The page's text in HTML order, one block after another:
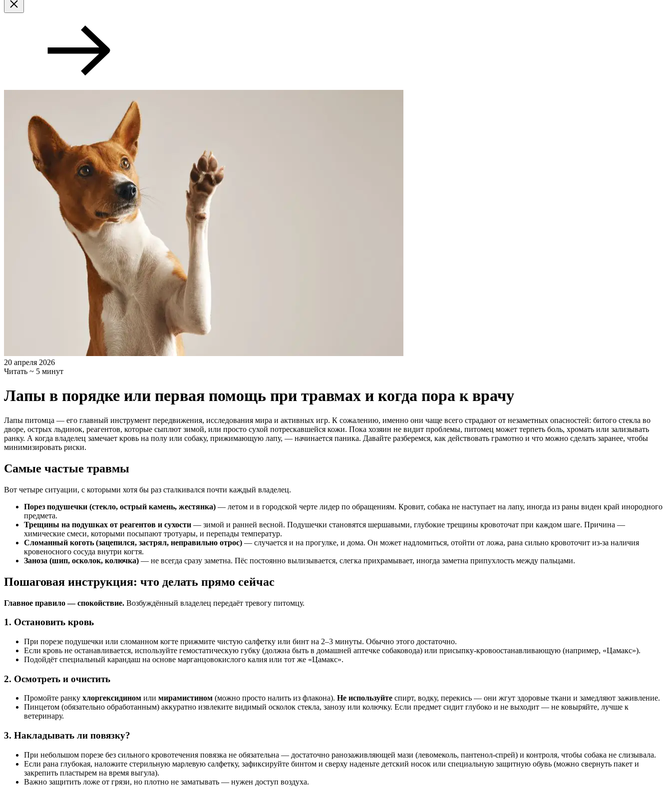
20 апреля 2026
Читать ~ 5 минут
Лапы в порядке или первая помощь при травмах и когда пора к врачу
Лапы питомца — его главный инструмент передвижения, исследования мира и активных игр. К сожалению, именно они чаще всего страдают от незаметных опасностей: битого стекла во
дворе, острых льдинок, реагентов, которые сыплют зимой, или просто сухой потрескавшейся кожи. Пока хозяин не видит проблемы, питомец может терпеть боль, хромать или зализывать
ранку. А когда владелец замечает кровь на полу или собаку, прижимающую лапу, — начинается паника. Давайте разберемся, как действовать грамотно и что можно сделать заранее, чтобы
минимизировать риски.
Самые частые травмы
Вот четыре ситуации, с которыми хотя бы раз сталкивался почти каждый владелец.
Порез подушечки (стекло, острый камень, жестянка) — летом и в городской черте лидер по обращениям. Кровит, собака не наступает на лапу, иногда из раны виден край инородного
предмета.
Трещины на подушках от реагентов и сухости — зимой и ранней весной. Подушечки становятся шершавыми, глубокие трещины кровоточат при каждом шаге. Причина —
химические смеси, которыми посыпают тротуары, и перепады температур.
Сломанный коготь (зацепился, застрял, неправильно отрос) — случается и на прогулке, и дома. Он может надломиться, отойти от ложа, рана сильно кровоточит из-за наличия
кровеносного сосуда внутри когтя.
Заноза (шип, осколок, колючка) — не всегда сразу заметна. Пёс постоянно вылизывается, слегка прихрамывает, иногда заметна припухлость между пальцами.
Пошаговая инструкция: что делать прямо сейчас
Главное правило — спокойствие. Возбуждённый владелец передаёт тревогу питомцу.
1. Остановить кровь
При порезе подушечки или сломанном когте прижмите чистую салфетку или бинт на 2–3 минуты. Обычно этого достаточно.
Если кровь не останавливается, используйте гемостатическую губку (должна быть в домашней аптечке собаковода) или присыпку-кровоостанавливающую (например, «Цамакс»).
Подойдёт специальный карандаш на основе марганцовокислого калия или тот же «Цамакс».
2. Осмотреть и очистить
Промойте ранку хлоргексидином или мирамистином (можно просто налить из флакона). Не используйте спирт, водку, перекись — они жгут здоровые ткани и замедляют заживление.
Пинцетом (обязательно обработанным) аккуратно извлеките видимый осколок стекла, занозу или колючку. Если предмет сидит глубоко и не выходит — не ковыряйте, лучше к
ветеринару.
3. Накладывать ли повязку?
При небольшом порезе без сильного кровотечения повязка не обязательна — достаточно ранозаживляющей мази (левомеколь, пантенол-спрей) и контроля, чтобы собака не слизывала.
Если рана глубокая, наложите стерильную марлевую салфетку, зафиксируйте бинтом и сверху наденьте детский носок или специальную защитную обувь (можно свернуть пакет и
закрепить пластырем на время выгула).
Важно защитить ложе от грязи, но плотно не заматывать — нужен доступ воздуха.